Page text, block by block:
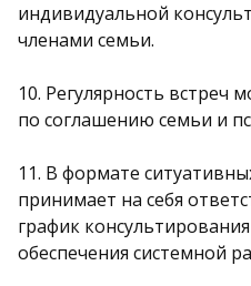
индивидуальной
членами семьи.
10. Регулярность встреч
по соглашению семьи и
11. В формате
принимает на себя
график
обеспечения системной